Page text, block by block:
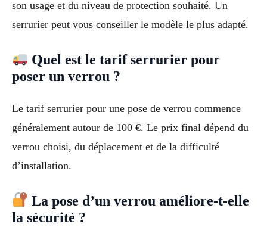
son usage et du niveau de protection souhaité. Un
serrurier peut vous conseiller le modèle le plus adapté.
Quel est le tarif serrurier pour
poser un verrou ?
Le tarif serrurier pour une pose de verrou commence
généralement autour de 100 €. Le prix final dépend du
verrou choisi, du déplacement et de la difficulté
d’installation.
La pose d’un verrou améliore-t-elle
la sécurité ?